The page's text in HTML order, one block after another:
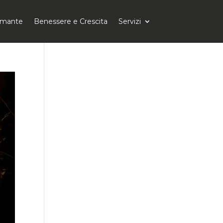
Benessere e Crescita Servizi